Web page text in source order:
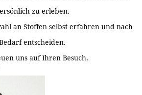
zu erleben.
an Stoffen selbst erfahren und nach
entscheiden.
uns auf Ihren Besuch.